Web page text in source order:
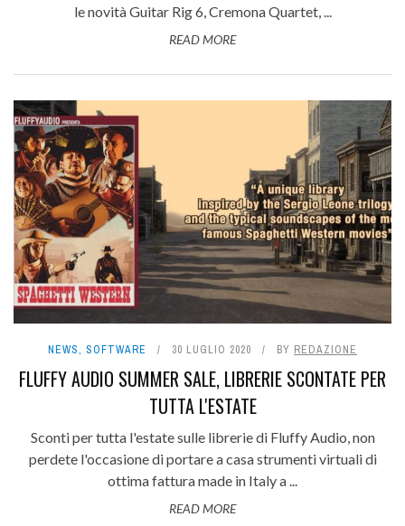
le novità Guitar Rig 6, Cremona Quartet, ...
READ MORE
NEWS, SOFTWARE 30 LUGLIO 2020 BY REDAZIONE
FLUFFY AUDIO SUMMER SALE, LIBRERIE SCONTATE PER
TUTTA L'ESTATE
Sconti per tutta l'estate sulle librerie di Fluffy Audio, non
perdete l'occasione di portare a casa strumenti virtuali di
ottima fattura made in Italy a ...
READ MORE